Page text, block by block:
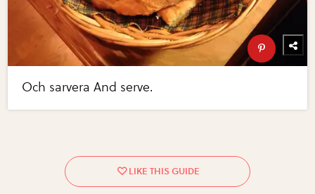
Och sarvera And serve.